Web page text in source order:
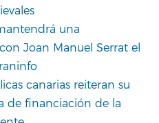
una
Joan Manuel Serrat el
canarias reiteran su
de financiación de la